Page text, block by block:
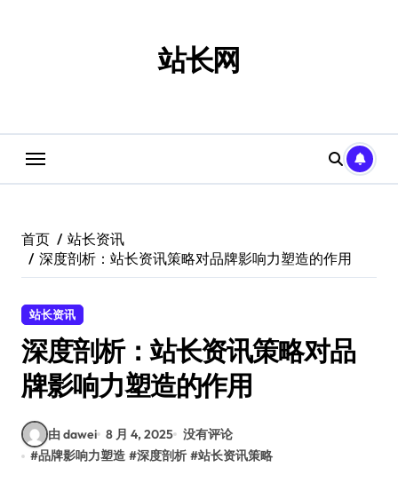
站长网
首页
站长资讯
深度剖析：站长资讯策略对品牌影响力塑造的作用
站长资讯
深度剖析：站长资讯策略对品
牌影响力塑造的作用
由 dawei 8 月 4, 2025 没有评论
#品牌影响力塑造 #深度剖析 #站长资讯策略